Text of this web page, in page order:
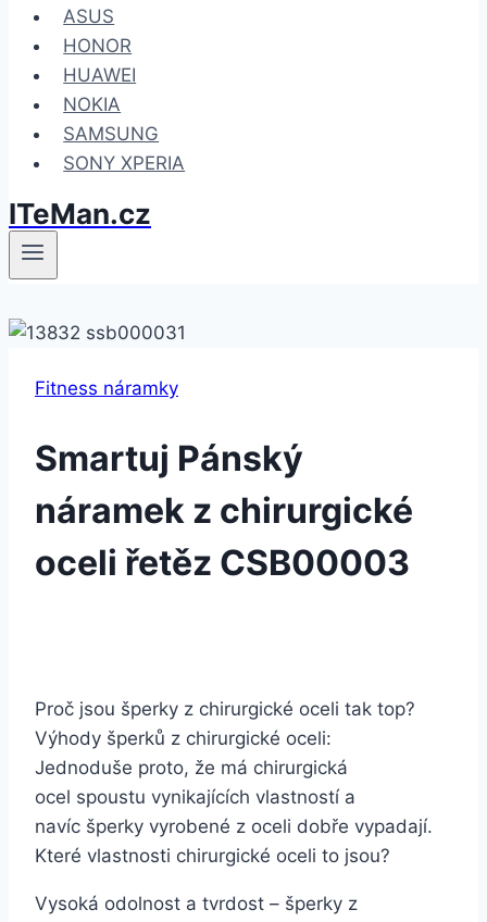
ASUS
HONOR
HUAWEI
NOKIA
SAMSUNG
SONY XPERIA
ITeMan.cz
Fitness náramky
Smartuj Pánský
náramek z chirurgické
oceli řetěz CSB00003
Proč jsou šperky z chirurgické oceli tak top?
Výhody šperků z chirurgické oceli:
Jednoduše proto, že má chirurgická
ocel spoustu vynikajících vlastností a
navíc šperky vyrobené z oceli dobře vypadají.
Které vlastnosti chirurgické oceli to jsou?
Vysoká odolnost a tvrdost – šperky z